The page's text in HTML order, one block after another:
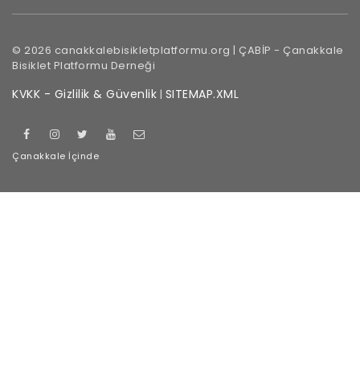
© 2026 canakkalebisikletplatformu.org | ÇABİP - Çanakkale
Bisiklet Platformu Derneği
KVKK - Gizlilik & Güvenlik | SITEMAP.XML
Çanakkale İçinde